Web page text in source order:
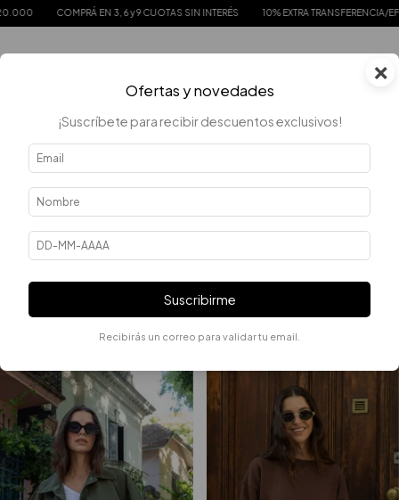
EN 3, 6 y 9 CUOTAS SIN INTERÉS 10% EXTRA TRANSFERENCIA/EFECTIVO
Error - 404
La página que estás buscando no existe.
QUIZÁS TE INTERESEN LOS SIGUIENTES PRODUCTOS.
×
Ofertas y novedades
¡Suscríbete para recibir descuentos exclusivos!
Suscribirme
Recibirás un correo para validar tu email.